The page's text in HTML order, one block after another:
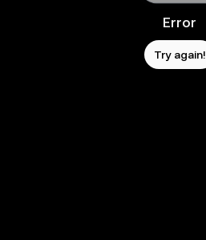
Error
Try again!